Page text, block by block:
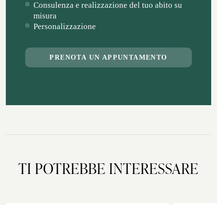
Consulenza e realizzazione del tuo abito su
misura
Personalizzazione
PRENOTA UN APPUNTAMENTO
TI POTREBBE INTERESSARE